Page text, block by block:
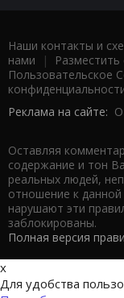
Наши контакты и
нами |
Пользовательское
Реклама на сайте:
Оставляя
содержание и тон
реальных людей,
отношение к
нарушают эти
заблокированы.
Полная версия
x
Для удобства